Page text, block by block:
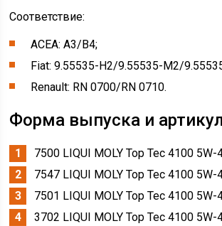
Соответствие:
ACEA: A3/B4;
Fiat: 9.55535-H2/9.55535-M2/
Renault: RN 0700/RN 0710.
Форма выпуска и
7500 LIQUI MOLY Top Tec 4100 5W-
7547 LIQUI MOLY Top Tec 4100 5W-
7501 LIQUI MOLY Top Tec 4100 5W-
3702 LIQUI MOLY Top Tec 4100 5W-